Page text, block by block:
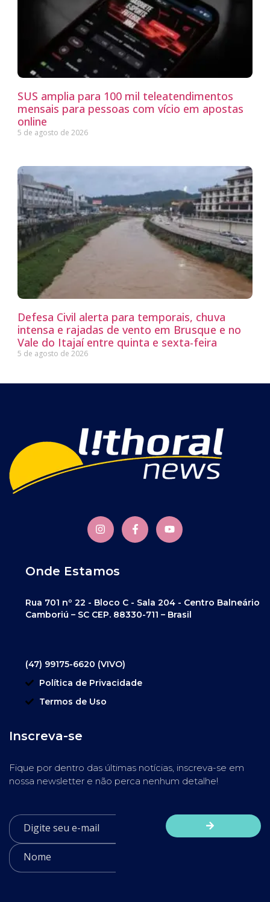
SUS amplia para 100 mil teleatendimentos
mensais para pessoas com vício em apostas
online
5 de agosto de 2026
Defesa Civil alerta para temporais, chuva
intensa e rajadas de vento em Brusque e no
Vale do Itajaí entre quinta e sexta-feira
5 de agosto de 2026
Onde Estamos
Rua 701 nº 22 - Bloco C - Sala 204 - Centro Balneário
Camboriú – SC CEP. 88330-711 – Brasil
(47) 99175-6620 (VIVO)
Política de Privacidade
Termos de Uso
Inscreva-se
Fique por dentro das últimas notícias, inscreva-se em
nossa newsletter e não perca nenhum detalhe!